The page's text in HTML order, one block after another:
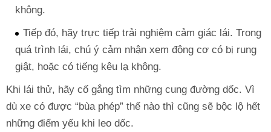
không.
Tiếp đó, hãy trực tiếp trải nghiệm cảm giác lái. Trong
quá trình lái, chú ý cảm nhận xem động cơ có bị rung
giật, hoặc có tiếng kêu lạ không.
Khi lái thử, hãy cố gắng tìm những cung đường dốc. Vì
dù xe có được “bùa phép” thế nào thì cũng sẽ bộc lộ hết
những điểm yếu khi leo dốc.